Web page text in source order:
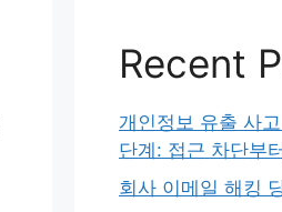
Recent
개인정보 유출 사
단계: 접근 차단부
회사 이메일 해킹